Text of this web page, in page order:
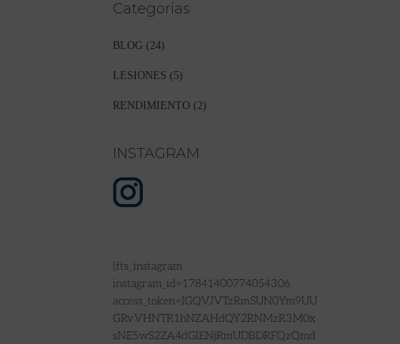
Categorías
BLOG (24)
LESIONES (5)
RENDIMIENTO(2)
INSTAGRAM
[fts_instagram
instagram_id=17841400774054306
access_token=IGQVJVTzRmSUN0Ym9UU
GRvVHNTR1hNZAHdQY2RNMzR3M0x
sNE5wS2ZA4dGlENjRmUDBDRFQzQmd